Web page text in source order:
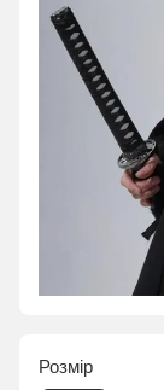
Розмір